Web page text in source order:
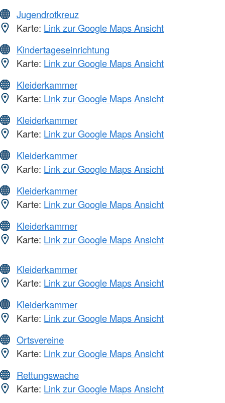
Jugendrotkreuz
Karte: Link zur Google Maps Ansicht
Kindertageseinrichtung
Karte: Link zur Google Maps Ansicht
Kleiderkammer
Karte: Link zur Google Maps Ansicht
Kleiderkammer
Karte: Link zur Google Maps Ansicht
Kleiderkammer
Karte: Link zur Google Maps Ansicht
Kleiderkammer
Karte: Link zur Google Maps Ansicht
Kleiderkammer
Karte: Link zur Google Maps Ansicht
Kleiderkammer
Karte: Link zur Google Maps Ansicht
Kleiderkammer
Karte: Link zur Google Maps Ansicht
Ortsvereine
Karte: Link zur Google Maps Ansicht
Rettungswache
Karte: Link zur Google Maps Ansicht